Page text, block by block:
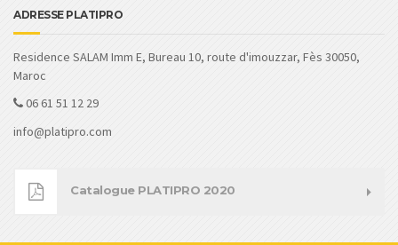
ADRESSE PLATIPRO
Residence SALAM Imm E, Bureau 10, route d'imouzzar, Fès 30050,
Maroc
06 61 51 12 29
info@platipro.com
Catalogue PLATIPRO 2020